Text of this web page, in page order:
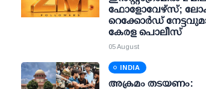
ഫോളോവേഴ്സ്;
റെക്കോര്‍ഡ്
കേരള പൊലീസ്
05 August
INDIA
അക്രമം തടയണം: